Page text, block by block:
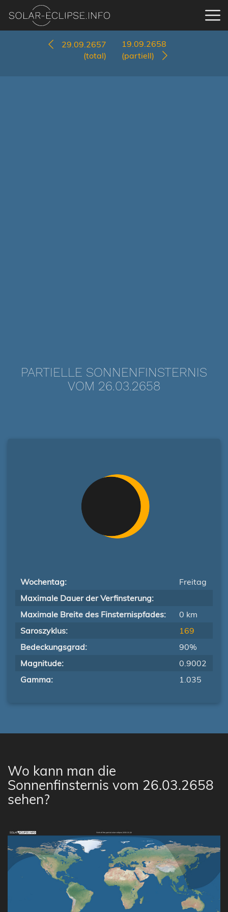
29.09.2657
(total)
19.09.2658
(partiell)
PARTIELLE SONNENFINSTERNIS
VOM 26.03.2658
Wochentag:
Freitag
Maximale Dauer der Verfinsterung:
Maximale Breite des Finsternispfades:
0 km
Saroszyklus:
169
Bedeckungsgrad:
90%
Magnitude:
0.9002
Gamma:
1.035
Wo kann man die
Sonnenfinsternis vom 26.03.2658
sehen?